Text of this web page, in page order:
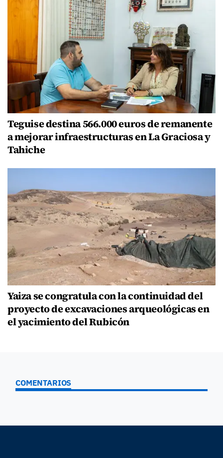
Teguise destina 566.000 euros de remanente
a mejorar infraestructuras en La Graciosa y
Tahiche
Yaiza se congratula con la continuidad del
proyecto de excavaciones arqueológicas en
el yacimiento del Rubicón
COMENTARIOS